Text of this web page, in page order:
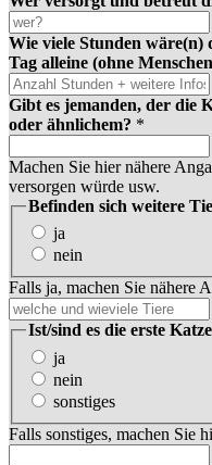
Wie viele Stunden
Tag alleine (ohne
Gibt es jemanden, der die
oder ähnlichem? *
Machen Sie hier nähere
versorgen würde usw.
Befinden sich weitere
ja
nein
Falls ja, machen Sie nähere
Ist/sind es die erste
ja
nein
sonstiges
Falls sonstiges, machen Sie